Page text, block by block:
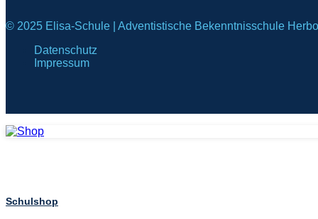
© 2025 Elisa-Schule | Adventistische Bekenntnisschule
Datenschutz
Impressum
Schulshop